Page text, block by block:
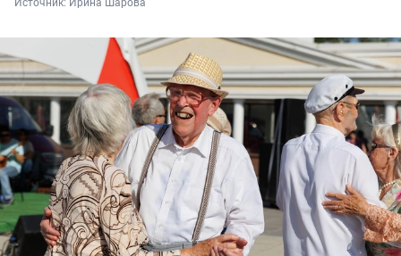
Источник: Ирина Шарова